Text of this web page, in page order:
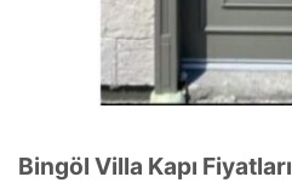
Bingöl Villa Kapı Fiyatları